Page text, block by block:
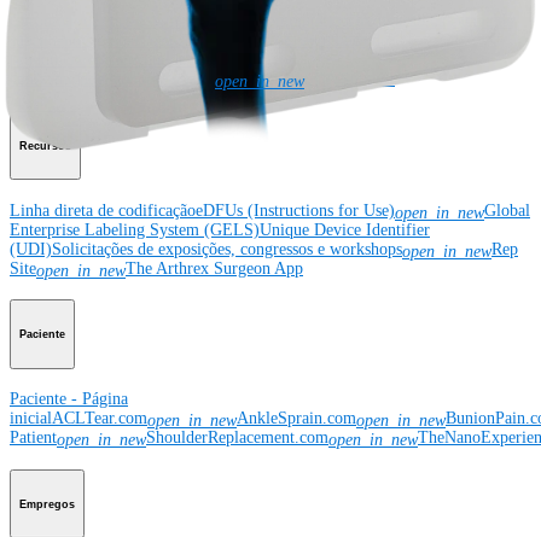
Sobre a Arthrex Eventos comunitários
Divulgação da cadeia de
Bolsas e doações
Gerenciamento de risco e
Notícias open_in_newSBA Support
Recursos
Linha direta de codificaçãoeDFUs (Instructions for Use)open_in_newGlobal
Enterprise Labeling System (GELS)Unique Device Identifier
(UDI)Solicitações de exposições, congressos e workshopsopen_in_newRep
Siteopen_in_newThe Arthrex Surgeon App
Paciente
Paciente - Página
inicialACLTear.comopen_in_newAnkleSprain.comopen_in_new
Patientopen_in_newShoulderReplacement.comopen_in_new
Empregos